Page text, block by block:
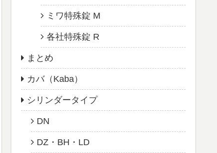
ミワ特殊錠 M
各社特殊錠 R
まとめ
カバ（Kaba）
シリンダータイプ
DN
DZ・BH・LD